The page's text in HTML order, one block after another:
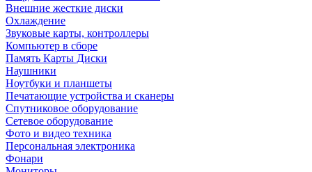
Внешние жесткие диски
Охлаждение
Звуковые карты, контроллеры
Компьютер в сборе
Память Карты Диски
Наушники
Ноутбуки и планшеты
Печатающие устройства и сканеры
Спутниковое оборудование
Сетевое оборудование
Фото и видео техника
Персональная электроника
Фонари